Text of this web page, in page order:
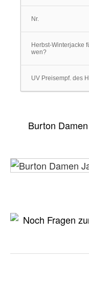
Nr.
Herbst-Winterjacke
wen?
UV Preisempf. des
Burton